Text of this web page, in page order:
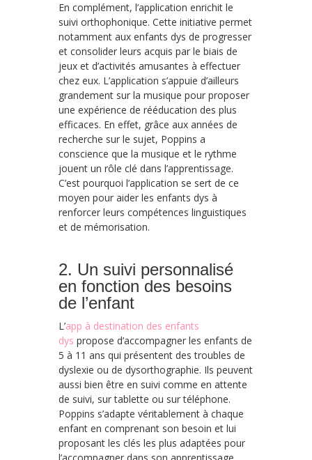
En complément, l’application enrichit le
suivi orthophonique. Cette initiative permet
notamment aux enfants dys de progresser
et consolider leurs acquis par le biais de
jeux et d’activités amusantes à effectuer
chez eux. L’application s’appuie d’ailleurs
grandement sur la musique pour proposer
une expérience de rééducation des plus
efficaces. En effet, grâce aux années de
recherche sur le sujet, Poppins a
conscience que la musique et le rythme
jouent un rôle clé dans l’apprentissage.
C’est pourquoi l’application se sert de ce
moyen pour aider les enfants dys à
renforcer leurs compétences linguistiques
et de mémorisation.
2. Un suivi personnalisé
en fonction des besoins
de l’enfant
L’app à destination des enfants
dys propose d’accompagner les enfants de
5 à 11 ans qui présentent des troubles de
dyslexie ou de dysorthographie. Ils peuvent
aussi bien être en suivi comme en attente
de suivi, sur tablette ou sur téléphone.
Poppins s’adapte véritablement à chaque
enfant en comprenant son besoin et lui
proposant les clés les plus adaptées pour